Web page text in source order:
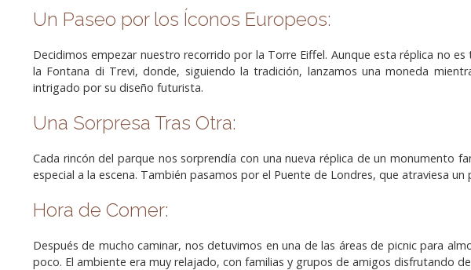
Un Paseo por los Íconos Europeos:
Decidimos empezar nuestro recorrido por la Torre Eiffel. Aunque esta réplica no
la Fontana di Trevi, donde, siguiendo la tradición, lanzamos una moneda
intrigado por su diseño futurista.
Una Sorpresa Tras Otra:
Cada rincón del parque nos sorprendía con una nueva réplica de un monumento
especial a la escena. También pasamos por el Puente de Londres, que atraviesa
Hora de Comer:
Después de mucho caminar, nos detuvimos en una de las áreas de picnic para
poco. El ambiente era muy relajado, con familias y grupos de amigos disfrutando